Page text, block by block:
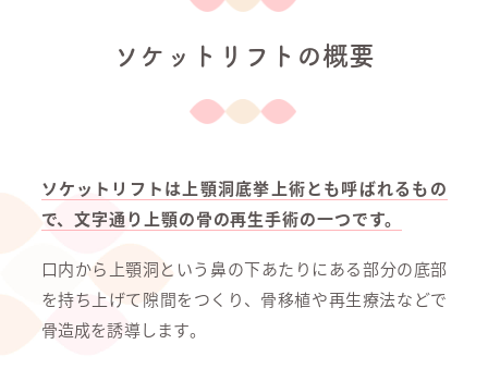
ソケットリフトの概要
ソケットリフトは上顎洞底挙上術とも呼ばれるもの
で、文字通り上顎の骨の再生手術の一つです。
口内から上顎洞という鼻の下あたりにある部分の底部
を持ち上げて隙間をつくり、骨移植や再生療法などで
骨造成を誘導します。